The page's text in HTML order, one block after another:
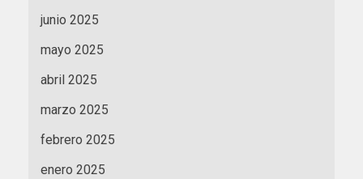
junio 2025
mayo 2025
abril 2025
marzo 2025
febrero 2025
enero 2025